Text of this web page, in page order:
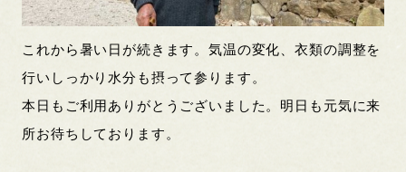
これから暑い日が続きます。気温の変化、衣類の調整を
行いしっかり水分も摂って参ります。
本日もご利用ありがとうございました。明日も元気に来
所お待ちしております。